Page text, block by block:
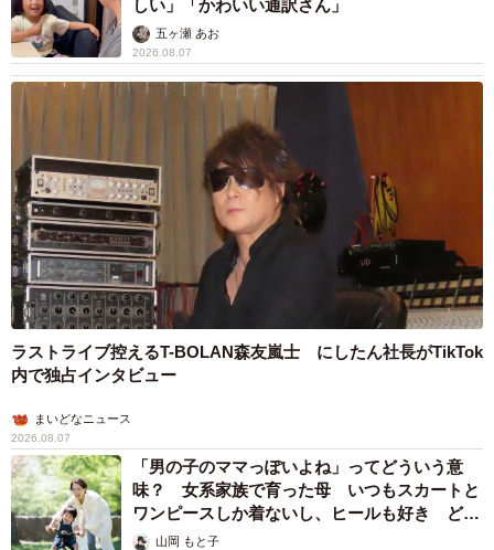
「観光バスで乗り付けた団体のお客様とかが一番大変で。
なぜかテレビなど、とても大きなものを持って帰ろうとす
る方がいたりするんです。ですので、気になる団体のとき
は、お客様がチェックアウトしてバスに乗車されても、出
発するのをしばらく待ってもらって。何かなくなっている
ものがないか、お部屋を総点検したりしていました。そし
て、テレビがない！となれば、急いでバスのトランクを開
けて確かめさせてもらったり…いろいろありましたね」
…いやいや、ちょっと待ってください。そんなことを古き
よき思い出のように語られても…。
しい」「かわいい通訳さん」
五ヶ瀬 あお
2026.08.07
ラストライブ控えるT-BOLAN森友嵐士 にしたん社長がTikTok
内で独占インタビュー
まいどなニュース
2026.08.07
「男の子のママっぽいよね」ってどういう意
味？ 女系家族で育った母 いつもスカートと
ワンピースしか着ないし、ヒールも好き どの
へんが…
山岡 もと子